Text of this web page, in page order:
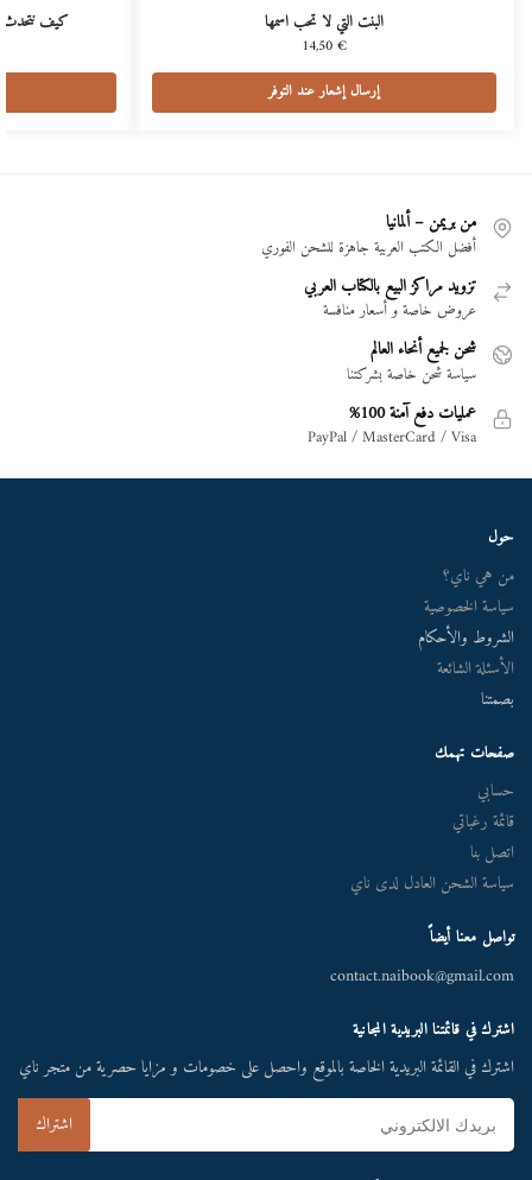
البنت التي لا تحب اسمها
14,50€
إرسال إشعار عند التوفر
كيف نتحدث
من بريمن – ألمانيا
أفضل الكتب العربية جاهزة للشحن الفوري
تزويد مراكز البيع بالكتاب العربي
عروض خاصة و أسعار منافسة
شحن لجميع أنحاء العالم
سياسة شحن خاصة بشركتنا
عمليات دفع آمنة 100%
PayPal / MasterCard / Visa
حول
من هي ناي؟
سياسة الخصوصية
الشروط والأحكام
الأسئلة الشائعة
بصمتنا
صفحات تهمك
حسابي
قائمة رغباتي
اتصل بنا
سياسة الشحن العادل لدى ناي
تواصل معنا أيضاً
contact.naibook@gmail.com
اشترك في قائمتنا البريدية المجانية
اشترك في القائمة البريدية الخاصة بالموقع واحصل على خصومات و مزايا حصرية من متجر ناي